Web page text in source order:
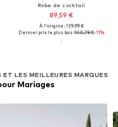
Robe de cocktail
89,59 €
À l'origine : 139,99 €
Dernier prix le plus bas :100,79 €-11%
LES MEILLEURES MARQUES
Mariages